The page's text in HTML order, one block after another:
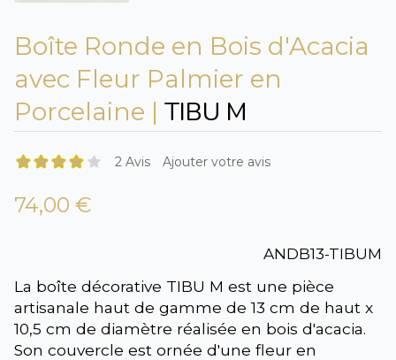
Boîte Ronde en Bois d'Acacia
avec Fleur Palmier en
Porcelaine | TIBU M
2 Avis Ajouter votre avis
74,00 €
ANDB13-TIBUM
La boîte décorative TIBU M est une pièce
artisanale haut de gamme de 13 cm de haut x
10,5 cm de diamètre réalisée en bois d'acacia.
Son couvercle est ornée d'une fleur en